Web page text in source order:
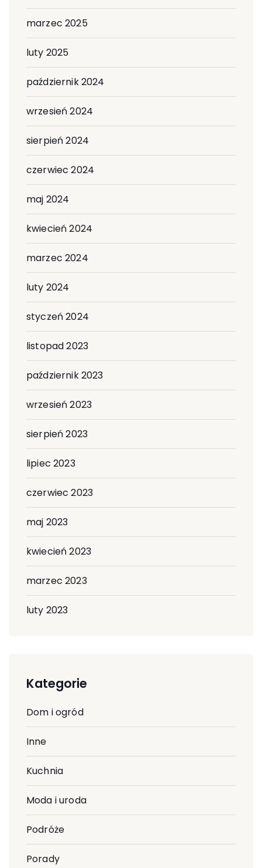
marzec 2025
luty 2025
październik 2024
wrzesień 2024
sierpień 2024
czerwiec 2024
maj 2024
kwiecień 2024
marzec 2024
luty 2024
styczeń 2024
listopad 2023
październik 2023
wrzesień 2023
sierpień 2023
lipiec 2023
czerwiec 2023
maj 2023
kwiecień 2023
marzec 2023
luty 2023
Kategorie
Dom i ogród
Inne
Kuchnia
Moda i uroda
Podróże
Porady